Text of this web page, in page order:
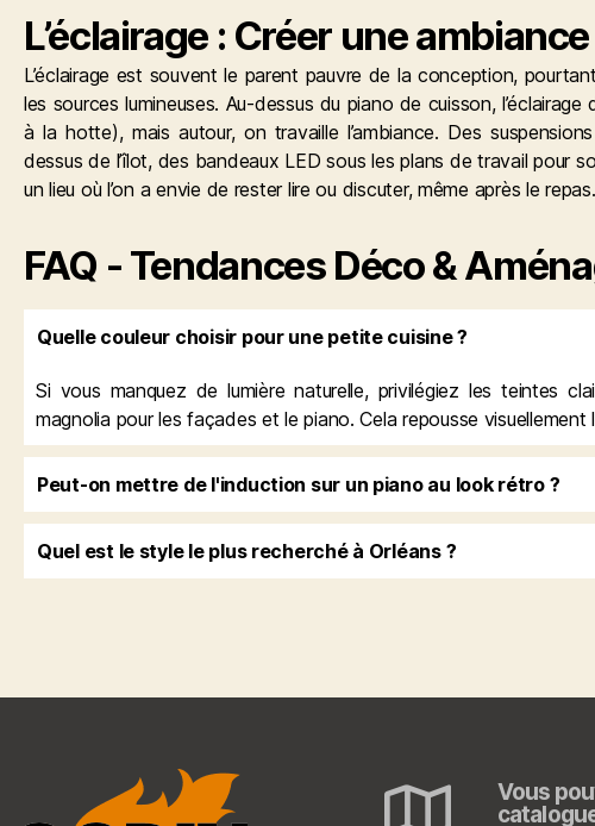
L’éclairage : Créer une
L’éclairage est souvent le parent pauvre de la conception,
les sources lumineuses. Au-dessus du piano de cuisson,
à la hotte), mais autour, on travaille l’ambiance. Des
dessus de l’îlot, des bandeaux LED sous les plans de travail pour
un lieu où l’on a envie de rester lire ou discuter, même après le repas.
FAQ - Tendances Déco &
Quelle couleur choisir pour une petite cuisine ?
Si vous manquez de lumière naturelle, privilégiez les teintes
magnolia pour les façades et le piano. Cela repousse visuellement
Peut-on mettre de l'induction sur un piano au look rétro ?
Quel est le style le plus recherché à Orléans ?
Vous